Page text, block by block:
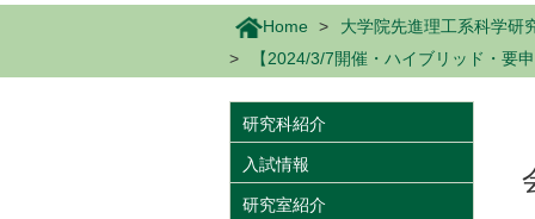
Home
大学院先進理工系科学研
【2024/3/7開催・ハイブリッド・要
研究科紹介
入試情報
研究室紹介